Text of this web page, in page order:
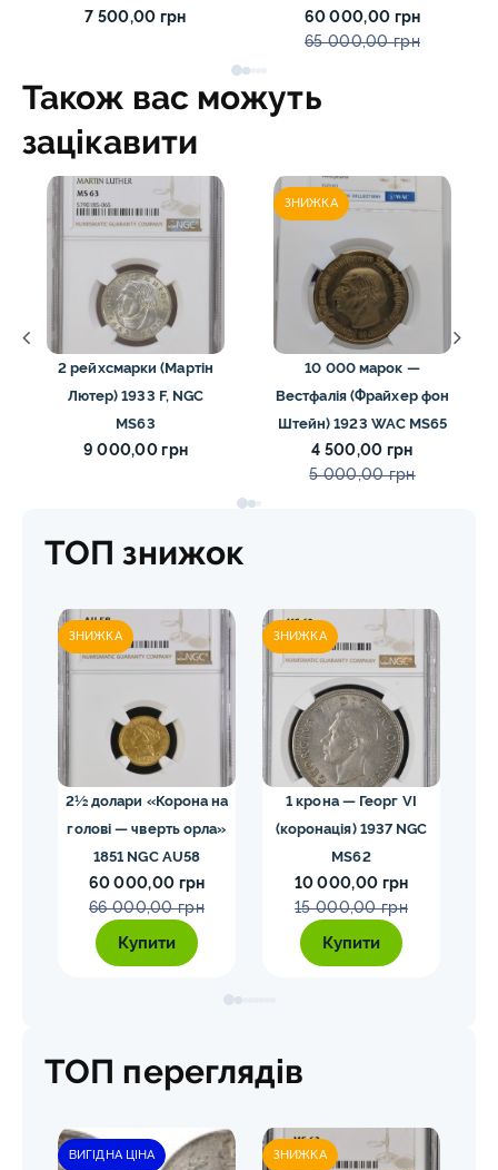
(інвестиційна монета)
7 500,00 грн
60 000,00 грн
65 000,00 грн
Також вас можуть
зацікавити
2 рейхсмарки (Мартін
Лютер) 1933 F, NGC
MS63
9 000,00 грн
ЗНИЖКА
10 000 марок —
Вестфалія (Фрайхер фон
Штейн) 1923 WAC MS65
4 500,00 грн
5 000,00 грн
ТОП знижок
ЗНИЖКА
2½ долари «Корона на
голові — чверть орла»
1851 NGC AU58
60 000,00 грн
66 000,00 грн
Купити
ЗНИЖКА
1 крона — Георг VI
(коронація) 1937 NGC
MS62
10 000,00 грн
15 000,00 грн
Купити
ТОП переглядів
ВИГІДНА ЦІНА ЗНИЖКА